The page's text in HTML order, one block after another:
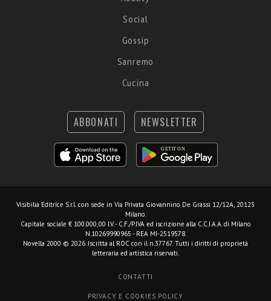
Social
Gossip
Sanremo
Cucina
ABBONATI NEWSLETTER
Visibilia Editrice S.r.l. con sede in Via Privata Giovannino De Grassi 12/12A, 20123
Milano.
Capitale sociale € 100.000,00 I.V. - C.F./P.IVA ed iscrizione alla C.C.I.A.A. di Milano
N.10269990965 - REA MI-2519578.
Novella 2000 © 2026. Iscritta al ROC con il n.37767. Tutti i diritti di proprietà
letteraria ed artistica riservati.
CONTATTI
PRIVACY E COOKIES POLICY